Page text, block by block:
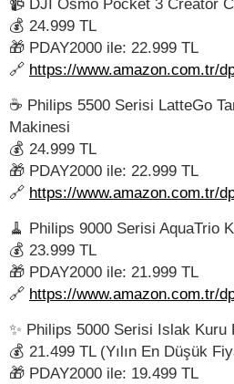
💰 24.999 TL
🎁 PDAY2000 ile: 22.999 TL
🔗 https://www.amazon.com.tr/
☕ Philips 5500 Serisi LatteGo
Makinesi
💰 24.999 TL
🎁 PDAY2000 ile: 22.999 TL
🔗 https://www.amazon.com.tr/
🧹 Philips 9000 Serisi AquaTrio
💰 23.999 TL
🎁 PDAY2000 ile: 21.999 TL
🔗 https://www.amazon.com.tr/
✨ Philips 5000 Serisi Islak Kuru
💰 21.499 TL (Yılın En Düşük
🎁 PDAY2000 ile: 19.499 TL